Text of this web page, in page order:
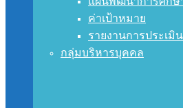
ค่าเป้าหมาย
รายงานการประเมิ
กลุ่มบริหารบุคคล